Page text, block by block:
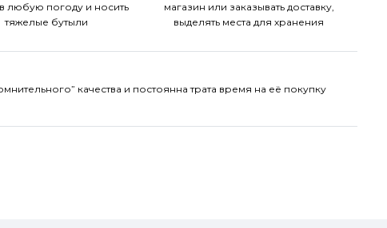
любую погоду и носить
тяжелые бутыли
магазин или заказывать доставку,
выделять места для хранения
качества и постоянна трата время на её покупку